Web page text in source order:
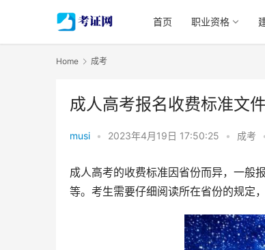
首页 职业资格
Home 成考
成人高考报名收费标准文件
musi • 2023年4月19日 17:50:25 • 成考
成人高考的收费标准因省份而异，一般
等。考生需要仔细阅读所在省份的规定